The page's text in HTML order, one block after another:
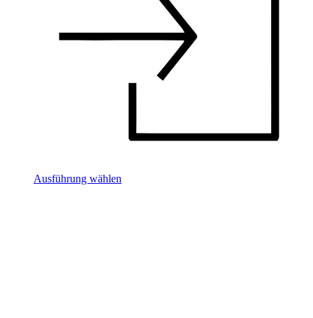
Ausführung wählen